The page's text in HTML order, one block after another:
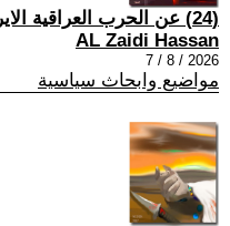
(24) عن الحرب العراقية الايرانية بين١٩٨٠و ١٩٨٨
AL Zaidi Hassan
2026 / 8 / 7
مواضيع وابحاث سياسية